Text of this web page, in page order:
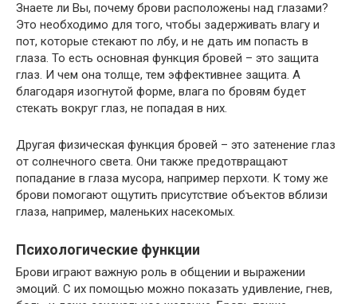
Знаете ли Вы, почему брови расположены над глазами?
Это необходимо для того, чтобы задерживать влагу и
пот, которые стекают по лбу, и не дать им попасть в
глаза. То есть основная функция бровей – это защита
глаз. И чем она толще, тем эффективнее защита. А
благодаря изогнутой форме, влага по бровям будет
стекать вокруг глаз, не попадая в них.
Другая физическая функция бровей – это затенение глаз
от солнечного света. Они также предотвращают
попадание в глаза мусора, например перхоти. К тому же
брови помогают ощутить присутствие объектов вблизи
глаза, например, маленьких насекомых.
Психологические функции
Брови играют важную роль в общении и выражении
эмоций. С их помощью можно показать удивление, гнев,